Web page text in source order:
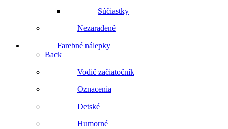
Súčiastky
Nezaradené
Farebné nálepky
Back
Vodič začiatočník
Oznacenia
Detské
Humorné